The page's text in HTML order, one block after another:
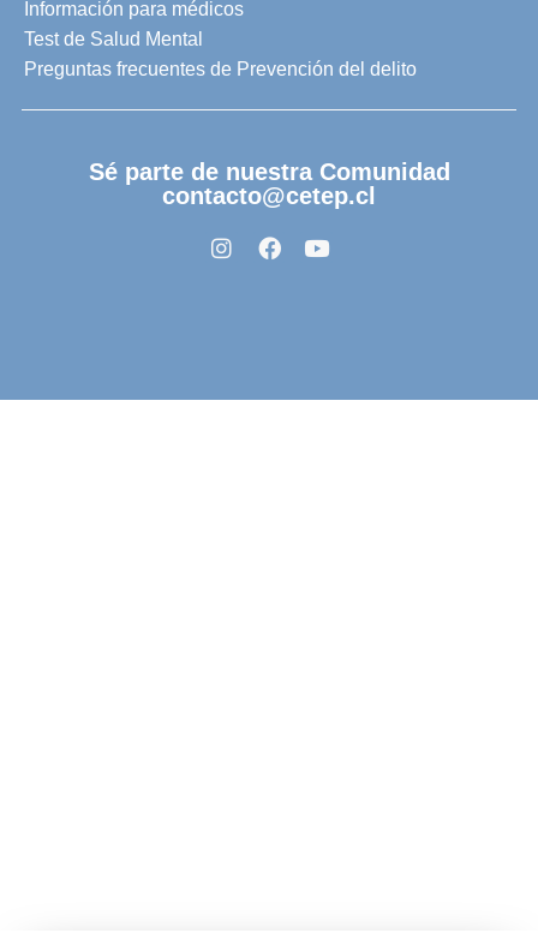
Información para médicos
Test de Salud Mental
Preguntas frecuentes de Prevención del delito
Sé parte de nuestra Comunidad
contacto@cetep.cl